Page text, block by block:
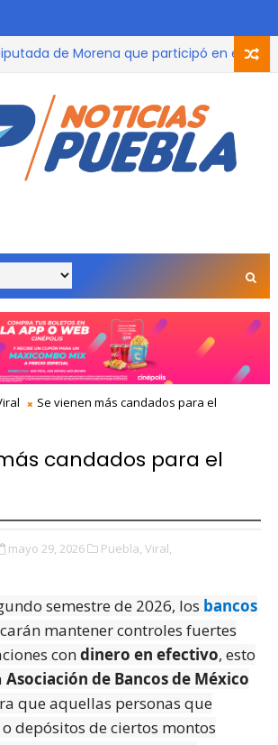
de Morena que participó en el
Se vienen más candados para el
candados para el
mayo 29, 2026 Puebla, Viral,
semestre de 2026, los bancos
mantener controles fuertes
condinero en efectivo, esto
Asociación de Bancos de México
que aquellas personas que
depósitos de ciertos montos